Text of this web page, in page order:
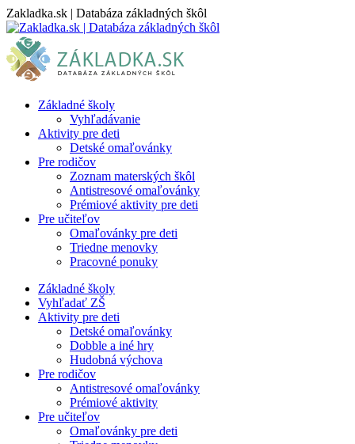
Skip
to
content
Zakladka.sk | Databáza základných škôl
Základné školy
Vyhľadávanie
Aktivity pre deti
Detské omaľovánky
Pre rodičov
Zoznam materských škôl
Antistresové omaľovánky
Prémiové aktivity pre deti
Pre učiteľov
Omaľovánky pre deti
Triedne menovky
Pracovné ponuky
Základné školy
Vyhľadať ZŠ
Aktivity pre deti
Detské omaľovánky
Dobble a iné hry
Hudobná výchova
Pre rodičov
Antistresové omaľovánky
Prémiové aktivity
Pre učiteľov
Omaľovánky pre deti